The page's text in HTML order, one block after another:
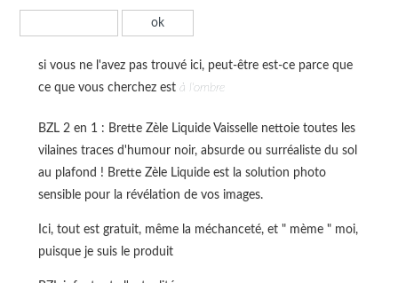
si vous ne l'avez pas trouvé ici, peut-être est-ce parce que
ce que vous cherchez est à l'ombre
BZL 2 en 1 : Brette Zèle Liquide Vaisselle nettoie toutes les
vilaines traces d'humour noir, absurde ou surréaliste du sol
au plafond ! Brette Zèle Liquide est la solution photo
sensible pour la révélation de vos images.
Ici, tout est gratuit, même la méchanceté, et " mème " moi,
puisque je suis le produit